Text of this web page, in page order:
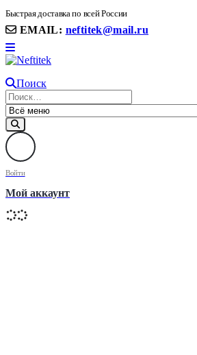
Быстрая доставка по всей России
EMAIL: neftitek@mail.ru
Поиск
Войти
Мой аккаунт
8(906) 399 11 22 |